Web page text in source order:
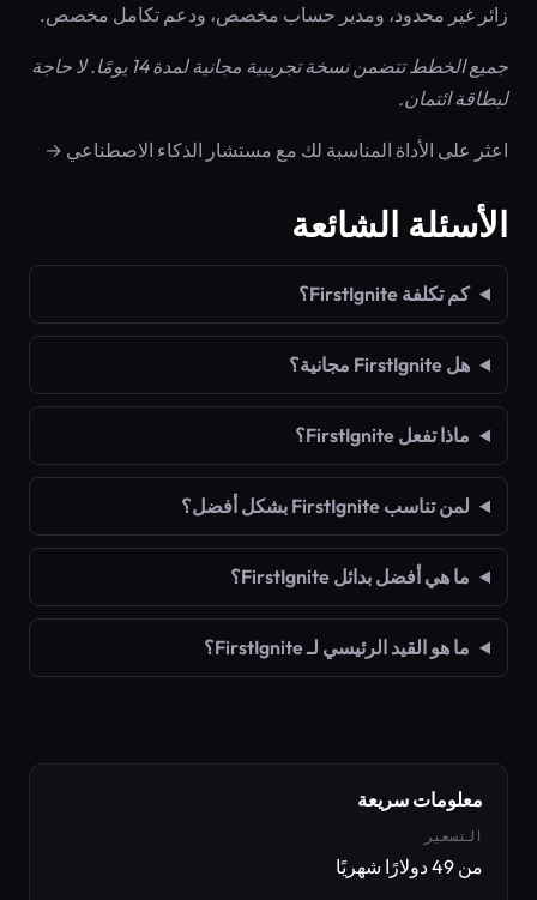
زائر غير محدود، ومدير حساب مخصص، ودعم تكامل مخصص.
جميع الخطط تتضمن نسخة تجريبية مجانية لمدة 14 يومًا. لا حاجة
لبطاقة ائتمان.
اعثر على الأداة المناسبة لك مع مستشار الذكاء الاصطناعي →
الأسئلة الشائعة
كم تكلفة FirstIgnite؟
هل FirstIgnite مجانية؟
ماذا تفعل FirstIgnite؟
لمن تناسب FirstIgnite بشكل أفضل؟
ما هي أفضل بدائل FirstIgnite؟
ما هو القيد الرئيسي لـ FirstIgnite؟
معلومات سريعة
التسعير
من 49 دولارًا شهريًا